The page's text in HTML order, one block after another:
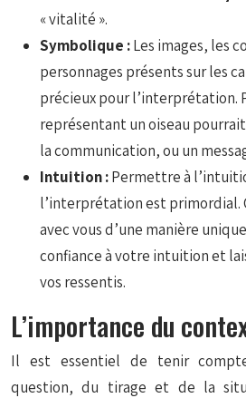
« vitalité ».
Symbolique :Les images, les
personnages présents sur les
précieux pour l’interprétation.
représentant un oiseau
la communication, ou un
Intuition :Permettre à
l’interprétation est primordial.
avec vous d’une manière
confiance à votre intuition et
vos ressentis.
L’importance du
Il est essentiel de tenir
question, du tirage et de la